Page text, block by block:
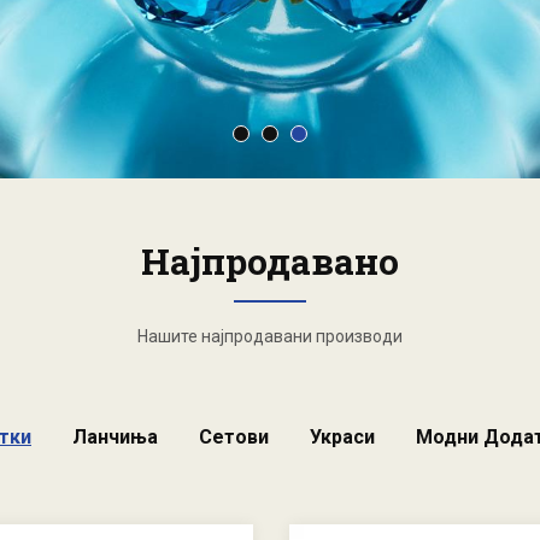
Најпродавано
Нашите најпродавани производи
Ланчиња Сетови Украси Модни